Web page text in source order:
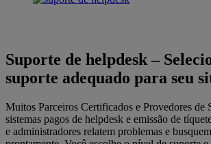
Suporte de helpdesk–
suporte adequado para seu
Muitos Parceiros Certificados e Provedores de
sistemas pagos de helpdesk e emissão de
e administradores relatem problemas e